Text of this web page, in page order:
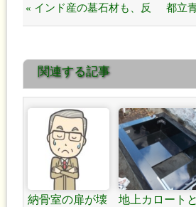
« インド産の墓石材も、反 都立
関連する記事
納骨室の扉が壊
地上カロートと